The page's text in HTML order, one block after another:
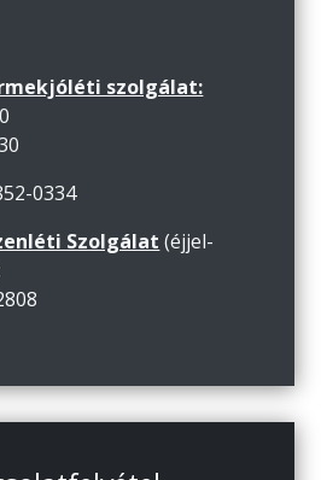
szolgálat:
0334
Szolgálat (éjjel-